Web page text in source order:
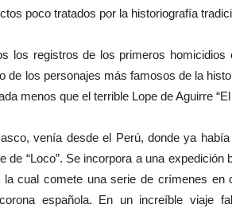
poco tratados por la historiografía
los registros de los primeros
de los personajes más famosos de la
menos que el terrible Lope de Aguirre “El
venía desde el Perú, donde ya
de “Loco”. Se incorpora a una
cual comete una serie de crímenes
española. En un increíble viaje